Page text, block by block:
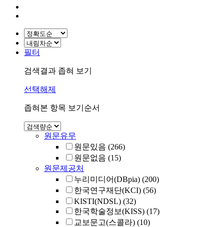
필터
검색결과 좁혀 보기
선택해제
좁혀본 항목 보기순서
원문유무
원문있음 (266)
원문없음 (15)
원문제공처
누리미디어(DBpia) (200)
한국연구재단(KCI) (56)
KISTI(NDSL) (32)
한국학술정보(KISS) (17)
교보문고(스콜라) (10)